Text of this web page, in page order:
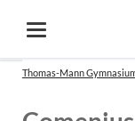
Thomas-Mann